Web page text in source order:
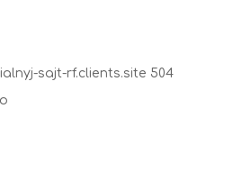
sajt-rf.clients.site 504